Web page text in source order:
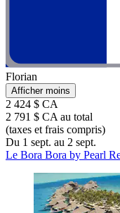
Florian
Afficher moins
2 424 $ CA
2 791 $ CA au total
(taxes et frais compris)
Du 1 sept. au 2 sept.
Le Bora Bora by Pearl